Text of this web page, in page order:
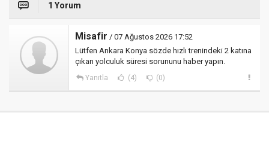
1 Yorum
Misafir / 07 Ağustos 2026 17:52
Lütfen Ankara Konya sözde hızlı trenindeki 2 katına
çıkan yolculuk süresi sorununu haber yapın.
Yanıtla (4) (0)